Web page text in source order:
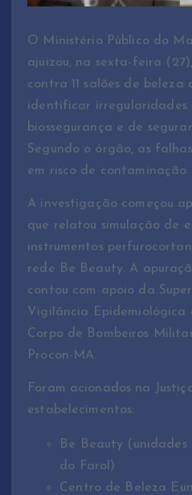
O Ministério Público do
ajuizou, na sexta-feira
contra 11 salões de beleza
identificar irregularidades
biossegurança e de
Segundo o órgão, as
em risco de contaminação
A investigação começou
que relatou simulação de
instrumentos
rede Be Beauty. A
contou com apoio da
Vigilância Epidemiológica
Corpo de Bombeiros
Procon-MA.
Foram acionados na
estabelecimentos:
Be Beauty (unidades
do Farol)
Centro de Beleza